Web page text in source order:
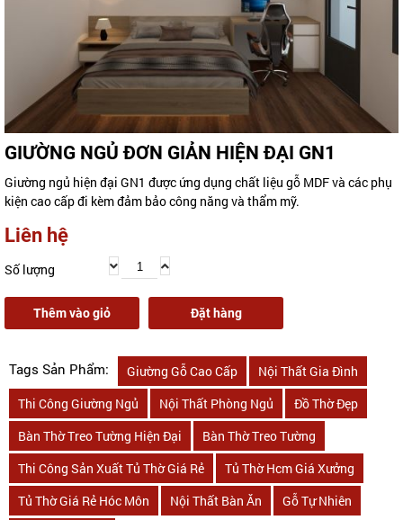
GIƯỜNG NGỦ ĐƠN GIẢN HIỆN ĐẠI GN1
Giường ngủ hiện đại GN1 được ứng dụng chất liệu gỗ MDF và các phụ
kiện cao cấp đi kèm đảm bảo công năng và thẩm mỹ.
Liên hệ
Số lượng
Thêm vào giỏ Đặt hàng
Tags Sản Phẩm: Giường Gỗ Cao Cấp
Nội Thất Gia Đình
Thi Công Giường Ngủ
Nội Thất Phòng Ngủ
Đồ Thờ Đẹp
Bàn Thờ Treo Tường Hiện Đại
Bàn Thờ Treo Tường
Thi Công Sản Xuất Tủ Thờ Giá Rẻ
Tủ Thờ Hcm Giá Xưởng
Tủ Thờ Giá Rẻ Hóc Môn
Nội Thất Bàn Ăn
Gỗ Tự Nhiên